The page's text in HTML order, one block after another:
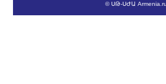
©ՍԹ-ՍԺԱ Armenia.ru